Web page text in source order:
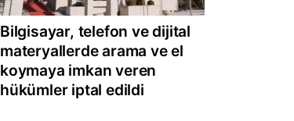
Bilgisayar, telefon ve dijital
materyallerde arama ve el
koymaya imkan veren
hükümler iptal edildi